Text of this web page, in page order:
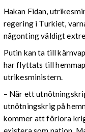
Hakan Fidan,
regering i Turkiet,
någonting väldigt
Putin kan ta till
har flyttats till
utrikesministern.
– När ett
utnötningskrig på
kommer att förlora